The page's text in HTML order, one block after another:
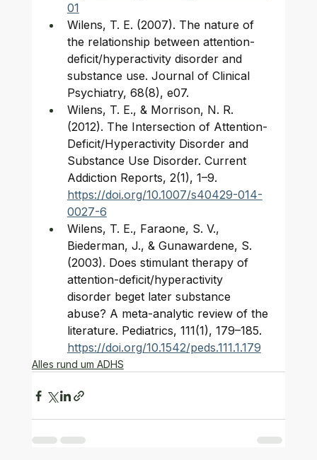
01
Wilens, T. E. (2007). The nature of
the relationship between attention-
deficit/hyperactivity disorder and
substance use. Journal of Clinical
Psychiatry, 68(8), e07.
Wilens, T. E., & Morrison, N. R.
(2012). The Intersection of Attention-
Deficit/Hyperactivity Disorder and
Substance Use Disorder. Current
Addiction Reports, 2(1), 1–9.
https://doi.org/10.1007/s40429-014-
0027-6
Wilens, T. E., Faraone, S. V.,
Biederman, J., & Gunawardene, S.
(2003). Does stimulant therapy of
attention-deficit/hyperactivity
disorder beget later substance
abuse? A meta-analytic review of the
literature. Pediatrics, 111(1), 179–185.
https://doi.org/10.1542/peds.111.1.179
Alles rund um ADHS